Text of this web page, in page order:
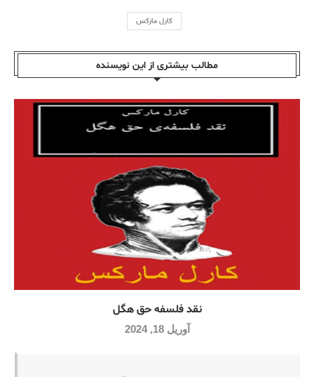
کارل مارکس
مطالب بیشتری از این نویسندە
نقد فلسفه حق هگل
آوریل 18, 2024